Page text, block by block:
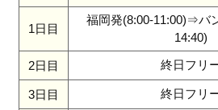
1日目
福岡発(8:00-11:00)⇒バ
14:40)
2日目 終日フリ
3日目 終日フリ